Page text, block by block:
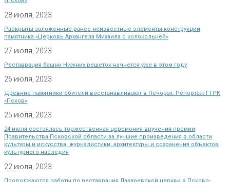
28 июля, 2023
Раскрыты заложенные ранее неизвестные элементы конструкции
памятника «Церковь Архангела Михаила с колокольней»
27 июля, 2023
Реставрация башни Нижних решеток начнется уже в этом году
26 июля, 2023
Древние памятники обители восстанавливают в Печорах. Репортаж ГТРК
«Псков»
25 июля, 2023
24 июля состоялась торжественная церемония вручения премии
Правительства Псковской области за лучшие произведения в области
культуры и искусства, журналистики, архитектуры и сохранения объектов
культурного наследия
22 июля, 2023
Продолжаются работы по реставрация Лазаревской церкви в Псково-